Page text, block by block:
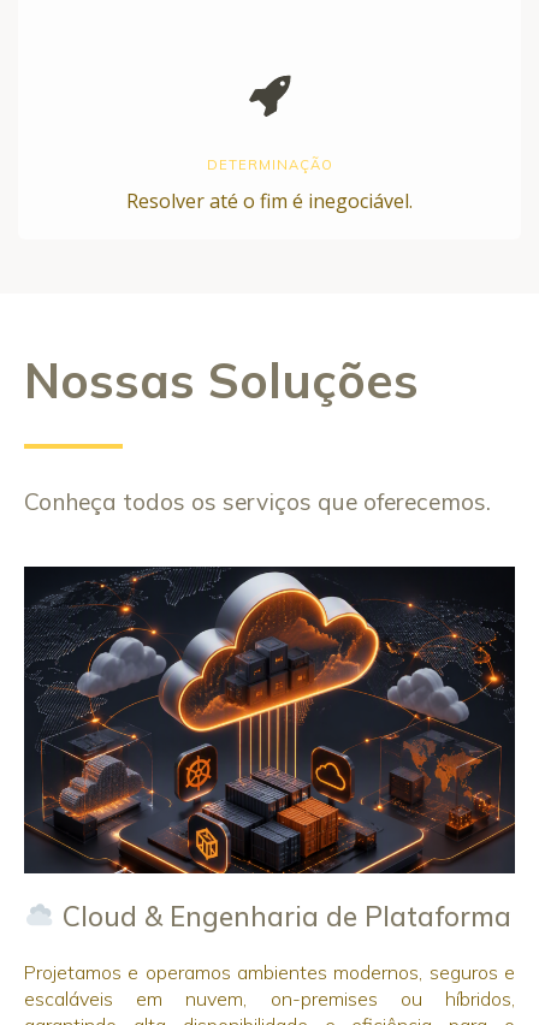
DETERMINAÇÃO
Resolver até o fim é inegociável.
Nossas Soluções
Conheça todos os serviços que oferecemos.
Cloud & Engenharia de Plataforma
Projetamos e operamos ambientes modernos, seguros e
escaláveis em nuvem, on-premises ou híbridos,